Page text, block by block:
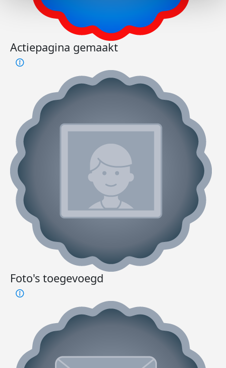
Actiepagina gemaakt
Foto's toegevoegd